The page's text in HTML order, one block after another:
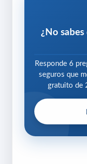
¿No
Responde 6
seguros que
gratuito de